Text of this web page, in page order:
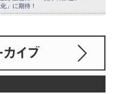
」に期待！